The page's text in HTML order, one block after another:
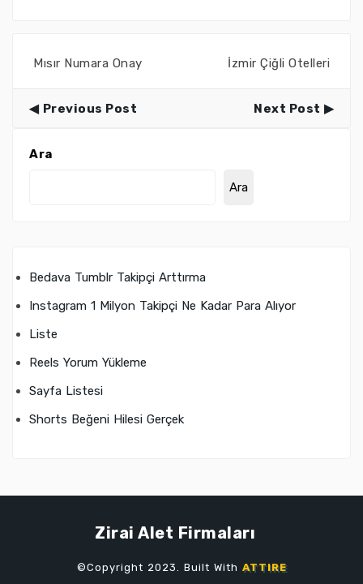
Mısır Numara Onay İzmir Çiğli Otelleri
Previous Post Next Post
Ara
Ara
Bedava Tumblr Takipçi Arttırma
Instagram 1 Milyon Takipçi Ne Kadar Para Alıyor
Liste
Reels Yorum Yükleme
Sayfa Listesi
Shorts Beğeni Hilesi Gerçek
Zirai Alet Firmaları
©Copyright 2023. Built With ATTIRE